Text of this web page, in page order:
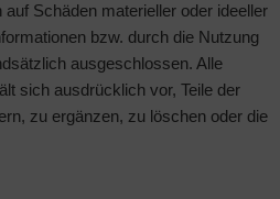
Schäden materieller oder ideeller
bzw. durch die Nutzung
ausgeschlossen. Alle
sich ausdrücklich vor, Teile der
zu ergänzen, zu löschen oder die